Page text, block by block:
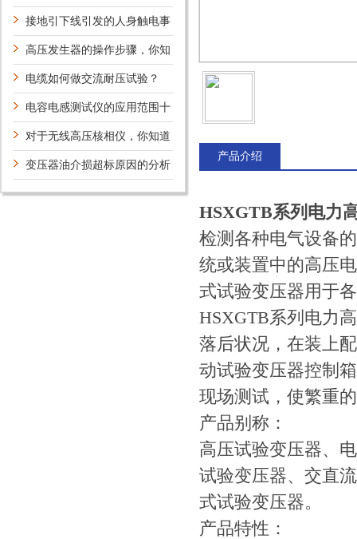
中的优点
接地引下线引发的人身触电事
故及建议
高压发生器的操作步骤，你知
道吗？
电缆如何做交流耐压试验？
电容电感测试仪的应用范围十
分广泛
对于无线高压核相仪，你知道
多少？
变压器油介损超标原因的分析
产品介绍
HSXGTB系列电力
检测各种电气设备
统或装置中的高压
式试验变压器用于
HSXGTB系列电力
落后状况，在装上
动试验变压器控制
现场测试，使繁重
产品别称：
高压试验变压器、
试验变压器、交直
式试验变压器。
产品特性：